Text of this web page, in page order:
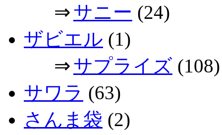
⇒サニー (24)
ザビエル (1)
⇒サプライズ(108)
サワラ (63)
さんま袋 (2)